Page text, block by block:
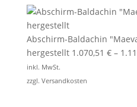
Abschirm-Baldachin
hergestellt 1.070,51 €–
inkl. MwSt.
zzgl. Versandkosten